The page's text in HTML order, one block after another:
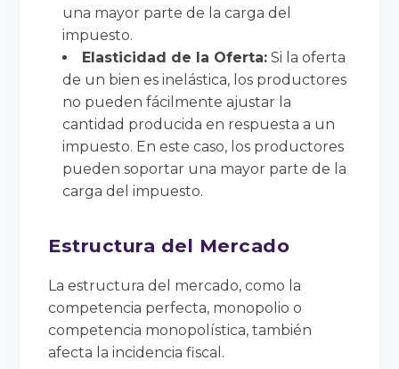
una mayor parte de la carga del
impuesto.
Elasticidad de la Oferta: Si la oferta
de un bien es inelástica, los productores
no pueden fácilmente ajustar la
cantidad producida en respuesta a un
impuesto. En este caso, los productores
pueden soportar una mayor parte de la
carga del impuesto.
Estructura del Mercado
La estructura del mercado, como la
competencia perfecta, monopolio o
competencia monopolística, también
afecta la incidencia fiscal.